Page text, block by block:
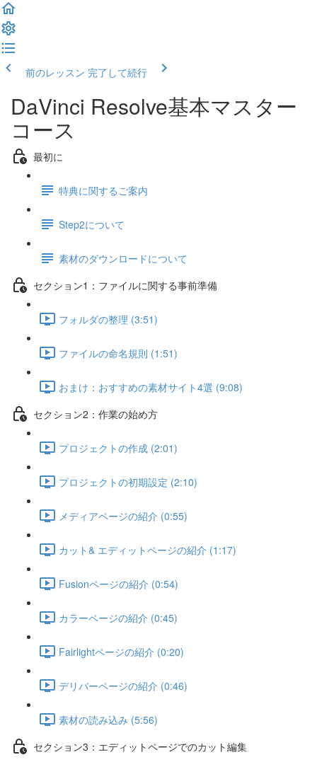
前のレッスン 完了して続行
DaVinci Resolve基本マスター
コース
最初に
特典に関するご案内
Step2について
素材のダウンロードについて
セクション1：ファイルに関する事前準備
フォルダの整理 (3:51)
ファイルの命名規則 (1:51)
おまけ：おすすめの素材サイト4選 (9:08)
セクション2：作業の始め方
プロジェクトの作成 (2:01)
プロジェクトの初期設定 (2:10)
メディアページの紹介 (0:55)
カット& エディットページの紹介 (1:17)
Fusionページの紹介 (0:54)
カラーページの紹介 (0:45)
Fairlightページの紹介 (0:20)
デリバーページの紹介 (0:46)
素材の読み込み (5:56)
セクション3：エディットページでのカット編集